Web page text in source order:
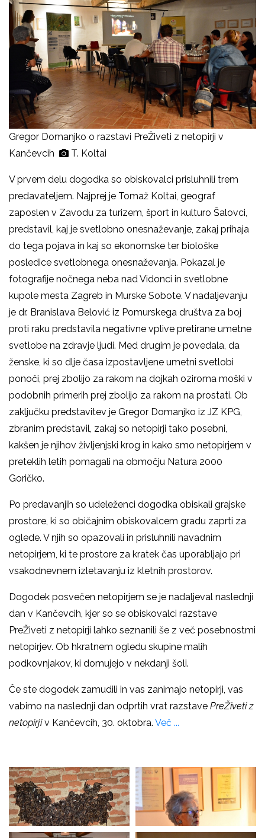
Gregor Domanjko o razstavi PreŽiveti z netopirji v
Kančevcih
T. Koltai
V prvem delu dogodka so obiskovalci prisluhnili trem
predavateljem. Najprej je Tomaž Koltai, geograf
zaposlen v Zavodu za turizem, šport in kulturo Šalovci,
predstavil, kaj je svetlobno onesnaževanje, zakaj prihaja
do tega pojava in kaj so ekonomske ter biološke
posledice svetlobnega onesnaževanja. Pokazal je
fotografije nočnega neba nad Vidonci in svetlobne
kupole mesta Zagreb in Murske Sobote. V nadaljevanju
je dr. Branislava Belović iz Pomurskega društva za boj
proti raku predstavila negativne vplive pretirane umetne
svetlobe na zdravje ljudi. Med drugim je povedala, da
ženske, ki so dlje časa izpostavljene umetni svetlobi
ponoči, prej zbolijo za rakom na dojkah oziroma moški v
podobnih primerih prej zbolijo za rakom na prostati. Ob
zaključku predstavitev je Gregor Domanjko iz JZ KPG,
zbranim predstavil, zakaj so netopirji tako posebni,
kakšen je njihov življenjski krog in kako smo netopirjem v
preteklih letih pomagali na območju Natura 2000
Goričko.
Po predavanjih so udeleženci dogodka obiskali grajske
prostore, ki so običajnim obiskovalcem gradu zaprti za
oglede. V njih so opazovali in prisluhnili navadnim
netopirjem, ki te prostore za kratek čas uporabljajo pri
vsakodnevnem izletavanju iz kletnih prostorov.
Dogodek posvečen netopirjem se je nadaljeval naslednji
dan v Kančevcih, kjer so se obiskovalci razstave
PreŽiveti z netopirji lahko seznanili še z več posebnostmi
netopirjev. Ob hkratnem ogledu skupine malih
podkovnjakov, ki domujejo v nekdanji šoli.
Če ste dogodek zamudili in vas zanimajo netopirji, vas
vabimo na naslednji dan odprtih vrat razstave PreŽiveti z
netopirjiv Kančevcih, 30. oktobra. Več ...